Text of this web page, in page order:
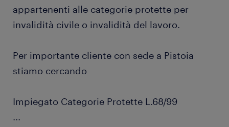
appartenenti alle categorie protette per
invalidità civile o invalidità del lavoro.
Per importante cliente con sede a Pistoia
stiamo cercando
Impiegato Categorie Protette L.68/99
...